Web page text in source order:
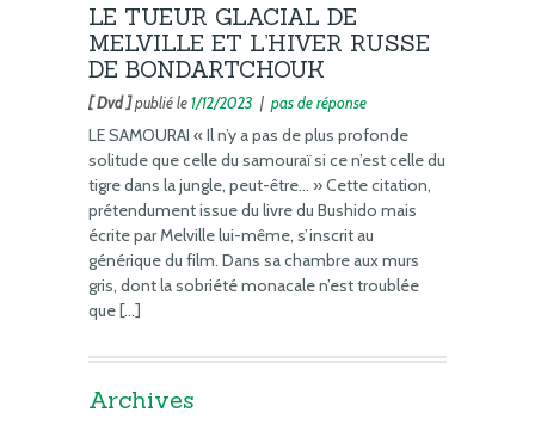
LE TUEUR GLACIAL DE
MELVILLE ET L’HIVER RUSSE
DE BONDARTCHOUK
[ Dvd ]publié le1/12/2023 | pas de réponse
LE SAMOURAI « Il n’y a pas de plus profonde
solitude que celle du samouraï si ce n’est celle du
tigre dans la jungle, peut-être… » Cette citation,
prétendument issue du livre du Bushido mais
écrite par Melville lui-même, s’inscrit au
générique du film. Dans sa chambre aux murs
gris, dont la sobriété monacale n’est troublée
que […]
Archives